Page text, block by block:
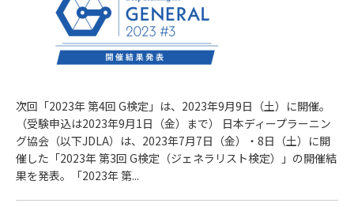
次回「2023年 第4回 G検定」は、2023年9月9日（土）に開催。
（受験申込は2023年9月1日（金）まで） 日本ディープラーニン
グ協会（以下JDLA）は、2023年7月7日（金）・8日（土）に開
催した「2023年 第3回 G検定（ジェネラリスト検定）」の開催結
果を発表。「2023年 第...